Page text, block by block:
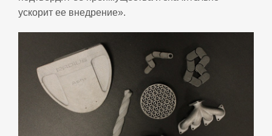
ускорит ее внедрение».